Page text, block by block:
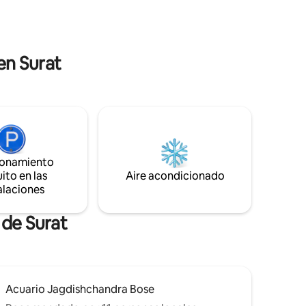
energía
Surat
en las
Aire acondicionado
Surat
Acuario Jagdishchandra Bose